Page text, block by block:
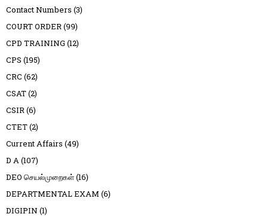
Contact Numbers (3)
COURT ORDER(99)
CPD TRAINING (12)
CPS (195)
CRC (62)
CSAT(2)
CSIR(6)
CTET(2)
Current Affairs (49)
D A(107)
DEO செயல்முறைகள்(16)
DEPARTMENTAL EXAM (6)
DIGIPIN (1)